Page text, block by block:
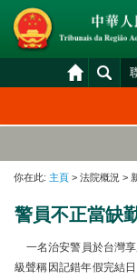
法院概況
案件分發及排期
司法變賣
你在此: 主頁 > 法院概況 >
警員不正當缺
一名治安警員於台灣
級聲稱因記錯年假完結